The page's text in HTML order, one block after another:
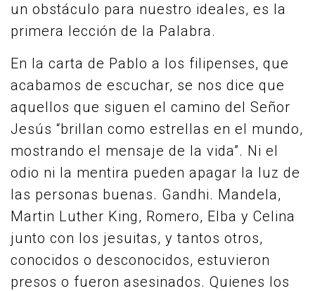
un obstáculo para nuestro ideales, es la
primera lección de la Palabra.
En la carta de Pablo a los filipenses, que
acabamos de escuchar, se nos dice que
aquellos que siguen el camino del Señor
Jesús “brillan como estrellas en el mundo,
mostrando el mensaje de la vida”. Ni el
odio ni la mentira pueden apagar la luz de
las personas buenas. Gandhi. Mandela,
Martin Luther King, Romero, Elba y Celina
junto con los jesuitas, y tantos otros,
conocidos o desconocidos, estuvieron
presos o fueron asesinados. Quienes los